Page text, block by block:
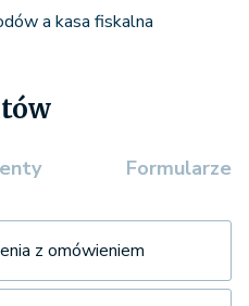
a kasa fiskalna
Formularze
z omówieniem